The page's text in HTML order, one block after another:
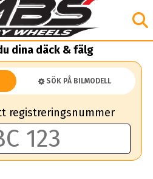
dina däck & fälg
SÖK PÅ BILMODELL
registreringsnummer